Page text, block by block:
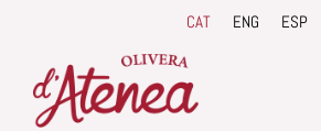
contingut
CAT ENG ESP